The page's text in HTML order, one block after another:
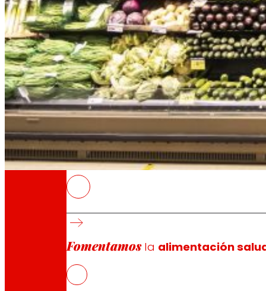
Fundación
A través de nuestra Fundación impulsamos
Compromisos
CompromisosEROSKI
Fomentamosla alimentación
EROSKI colabora con más de 400
EROSKI apoya la sostenibilidad del
La red comercial de EROSKI en la